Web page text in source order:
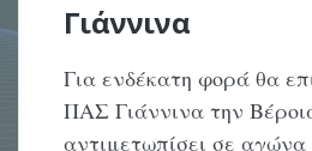
Γιάννινα
Για ενδέκατη φορά θα
ΠΑΣ Γιάννινα την
αντιμετωπίσει σε